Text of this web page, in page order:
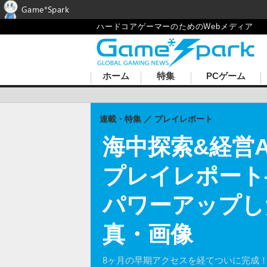
ハードコアゲーマーのためのWebメディア
ホーム 特集 PCゲーム
海中探索&経営
プレイレポー
パワーアップ
真・画像
8ヶ月の早期アクセスを経てついに完成
連載・特集 プレイレポート
Game*Spark